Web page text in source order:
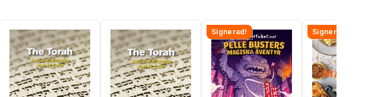
Signerad! Signerad!